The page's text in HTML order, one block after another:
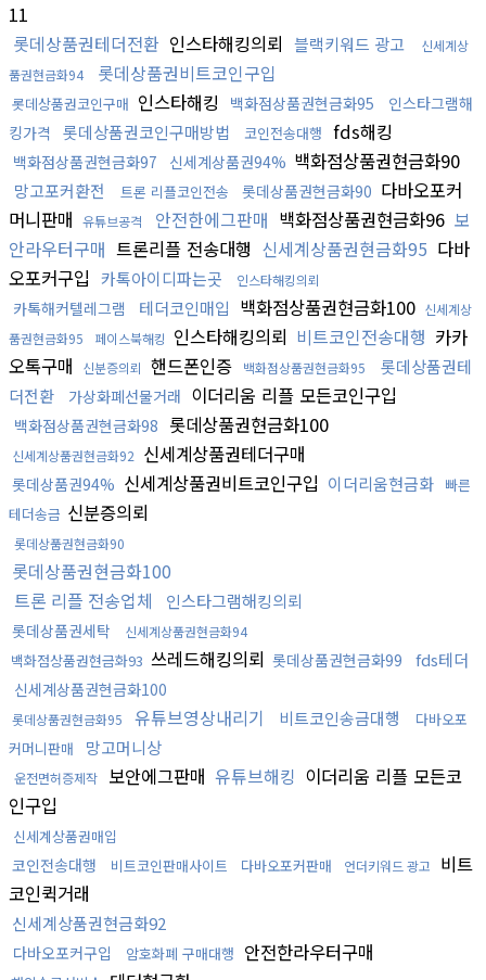
11
롯데상품권테더전환 인스타해킹의뢰 블랙키워드 광고
신세계상
품권현금화94
롯데상품권비트코인구입
롯데상품권코인구매 인스타해킹 백화점상품권현금화95
인스타그램해
킹가격
롯데상품권코인구매방법 코인전송대행 fds해킹
백화점상품권현금화97 신세계상품권94% 백화점상품권현금화90
망고포커환전 트론 리플코인전송 롯데상품권현금화90 다바오포커
머니판매 유튜브공격 안전한에그판매 백화점상품권현금화96 보
안라우터구매 트론리플 전송대행 신세계상품권현금화95 다바
오포커구입 카톡아이디파는곳 인스타해킹의뢰
카톡해커텔레그램 테더코인매입 백화점상품권현금화100 신세계상
품권현금화95
페이스북해킹 인스타해킹의뢰 비트코인전송대행 카카
오톡구매
신분증의뢰 핸드폰인증 백화점상품권현금화95
롯데상품권테
더전환
가상화폐선물거래 이더리움 리플 모든코인구입
백화점상품권현금화98 롯데상품권현금화100
신세계상품권현금화92 신세계상품권테더구매
롯데상품권94% 신세계상품권비트코인구입 이더리움현금화 빠른
테더송금 신분증의뢰
롯데상품권현금화90
롯데상품권현금화100
트론 리플 전송업체
인스타그램해킹의뢰
롯데상품권세탁 신세계상품권현금화94
백화점상품권현금화93 쓰레드해킹의뢰 롯데상품권현금화99 fds테더
신세계상품권현금화100
롯데상품권현금화95 유튜브영상내리기 비트코인송금대행
다바오포
커머니판매
망고머니상
운전면허증제작 보안에그판매 유튜브해킹 이더리움 리플 모든코
인구입
신세계상품권매입
코인전송대행 비트코인판매사이트 다바오포커판매 언더키워드 광고
비트
코인퀵거래
신세계상품권현금화92
다바오포커구입 암호화폐 구매대행 안전한라우터구매